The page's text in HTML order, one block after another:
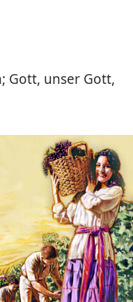
Gott, unser Gott,